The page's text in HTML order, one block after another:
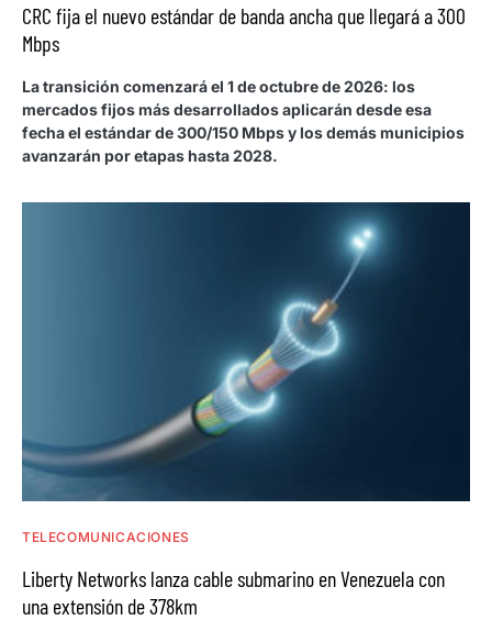
CRC fija el nuevo estándar de banda ancha que llegará a 300
Mbps
La transición comenzará el 1 de octubre de 2026: los
mercados fijos más desarrollados aplicarán desde esa
fecha el estándar de 300/150 Mbps y los demás municipios
avanzarán por etapas hasta 2028.
TELECOMUNICACIONES
Liberty Networks lanza cable submarino en Venezuela con
una extensión de 378km